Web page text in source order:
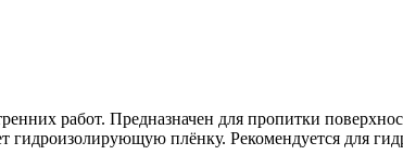
работ. Предназначен для пропитки
плёнку. Рекомендуется для